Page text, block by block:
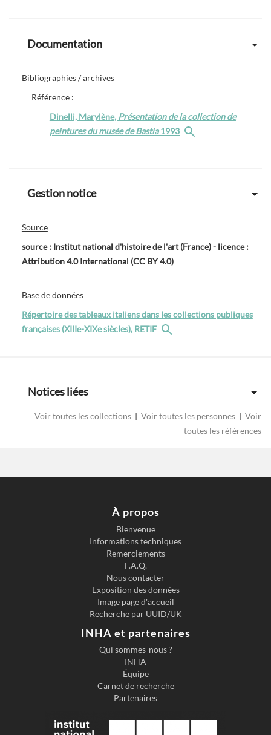
Documentation
Bibliographies / archives
Référence :
Dinelli, Marylène, Présentation de la collection de
peintures du musée de Bastia1993
Gestion notice
Source
source : Institut national d'histoire de l'art (France) - licence :
Attribution 4.0 International (CC BY 4.0)
Base de données
Répertoire des tableaux italiens dans les collections publiques
françaises (XIIIe-XIXe siècles), RETIF
Notices liées
Voir toutes les collections | Voir toutes les personnes | Voir
toutes les références
À propos
Bienvenue
Informations techniques
Remerciements
F.A.Q.
Nous contacter
Exposition des données
Image page d'accueil
Recherche par UUID/UK
INHA et partenaires
Qui sommes-nous ?
INHA
Équipe
Carnet de recherche
Partenaires